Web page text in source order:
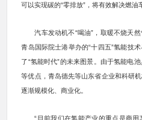
可以实现碳的“零排放”，将有效解决燃油
汽车发动机不“喝油”，取暖不烧天
青岛国际院士港举办的“十四五”氢能技
了“氢能时代”的未来图景。由于氢能电
等优点，青岛德先等山东省企业和科研
逐渐规模化、商业化。
“目前我们在氢能产业的重点是商